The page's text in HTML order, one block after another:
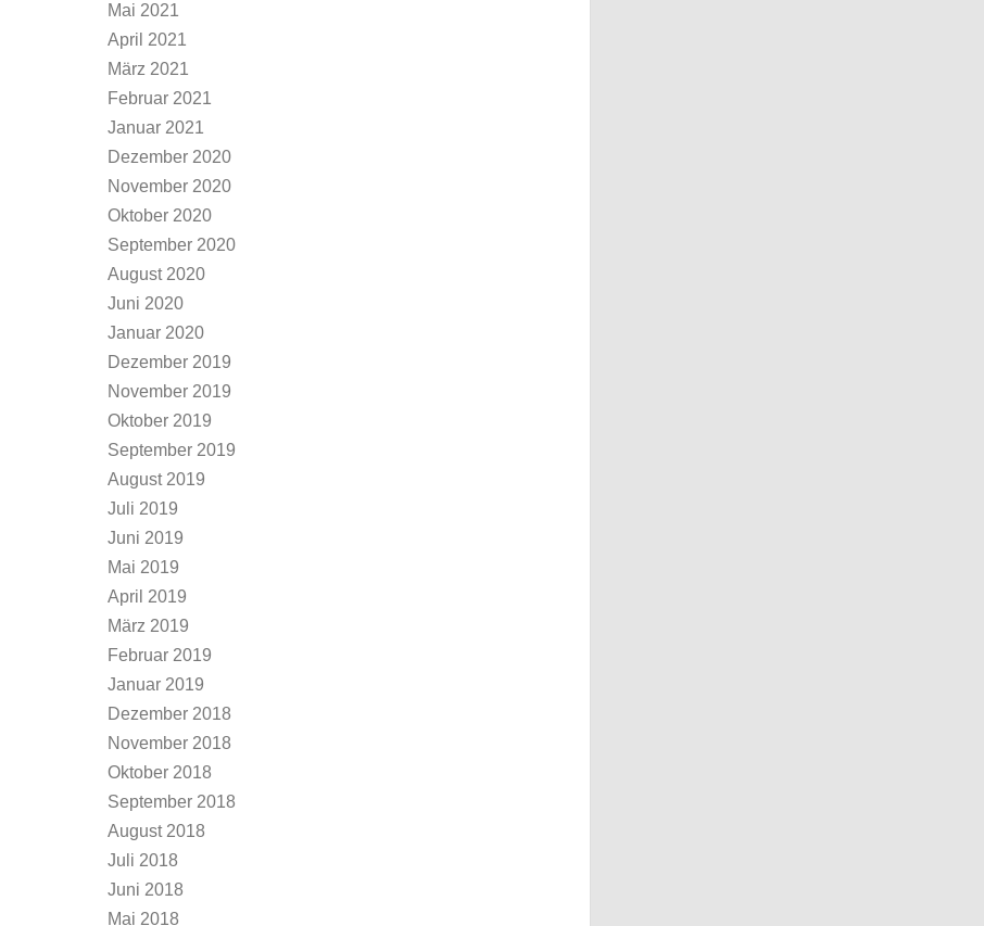
Mai 2021
April 2021
März 2021
Februar 2021
Januar 2021
Dezember 2020
November 2020
Oktober 2020
September 2020
August 2020
Juni 2020
Januar 2020
Dezember 2019
November 2019
Oktober 2019
September 2019
August 2019
Juli 2019
Juni 2019
Mai 2019
April 2019
März 2019
Februar 2019
Januar 2019
Dezember 2018
November 2018
Oktober 2018
September 2018
August 2018
Juli 2018
Juni 2018
Mai 2018